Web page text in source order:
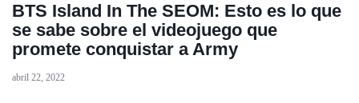
BTS Island In The SEOM: Esto es lo que
se sabe sobre el videojuego que
promete conquistar a Army
abril 22, 2022